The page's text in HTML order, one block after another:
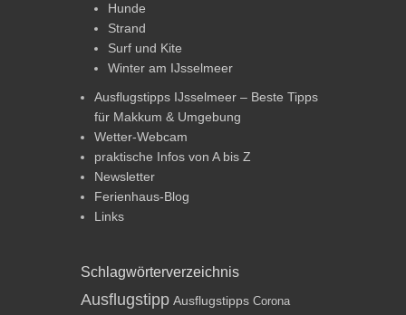
Hunde
Strand
Surf und Kite
Winter am IJsselmeer
Ausflugstipps IJsselmeer – Beste Tipps
für Makkum & Umgebung
Wetter-Webcam
praktische Infos von A bis Z
Newsletter
Ferienhaus-Blog
Links
Schlagwörterverzeichnis
Ausflugstipp Ausflugstipps Corona